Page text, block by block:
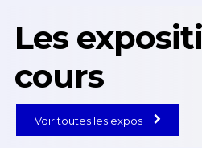
Les
cours
Voir toutes les expos